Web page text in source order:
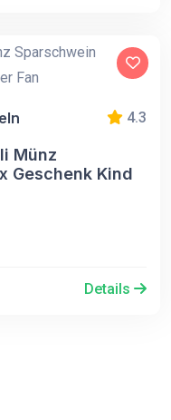
4.3
Münz
Geschenk Kind
Details